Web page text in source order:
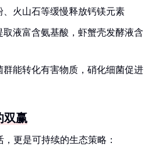
、火山石等缓慢释放钙镁元素
取液富含氨基酸，虾蟹壳发酵液含
群能转化有害物质，硝化细菌促进
双赢
更是可持续的生态策略：